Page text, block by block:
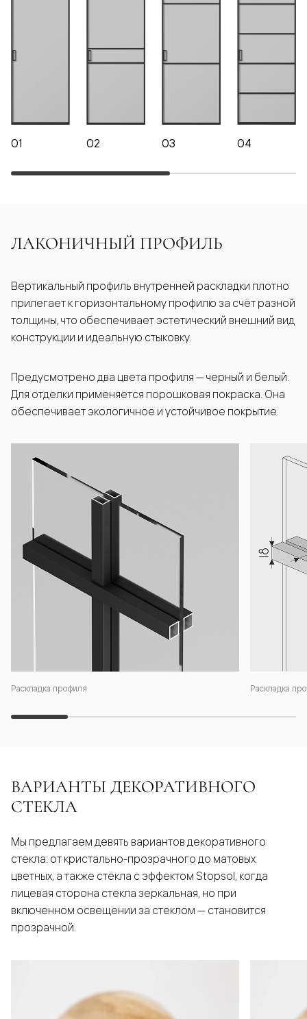
01 02 03 04
ЛАКОНИЧНЫЙ ПРОФИЛЬ
Раскладка профиля Раскладка
Вертикальный профиль внутренней раскладки плотно
прилегает к горизонтальному профилю за счёт разной
толщины, что обеспечивает эстетический внешний вид
конструкции и идеальную стыковку.
Предусмотрено два цвета профиля — черный и белый.
Для отделки применяется порошковая покраска. Она
обеспечивает экологичное и устойчивое покрытие.
ВАРИАНТЫ ДЕКОРАТИВНОГО
СТЕКЛА
Мы предлагаем девять вариантов декоративного
стекла: от кристально-прозрачного до матовых
цветных, а также стёкла с эффектом Stopsol, когда
лицевая сторона стекла зеркальная, но при
включенном освещении за стеклом — становится
прозрачной.